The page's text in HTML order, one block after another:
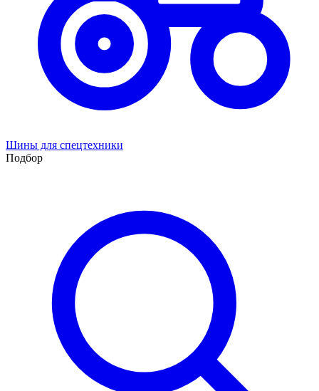
Шины для спецтехники
Подбор